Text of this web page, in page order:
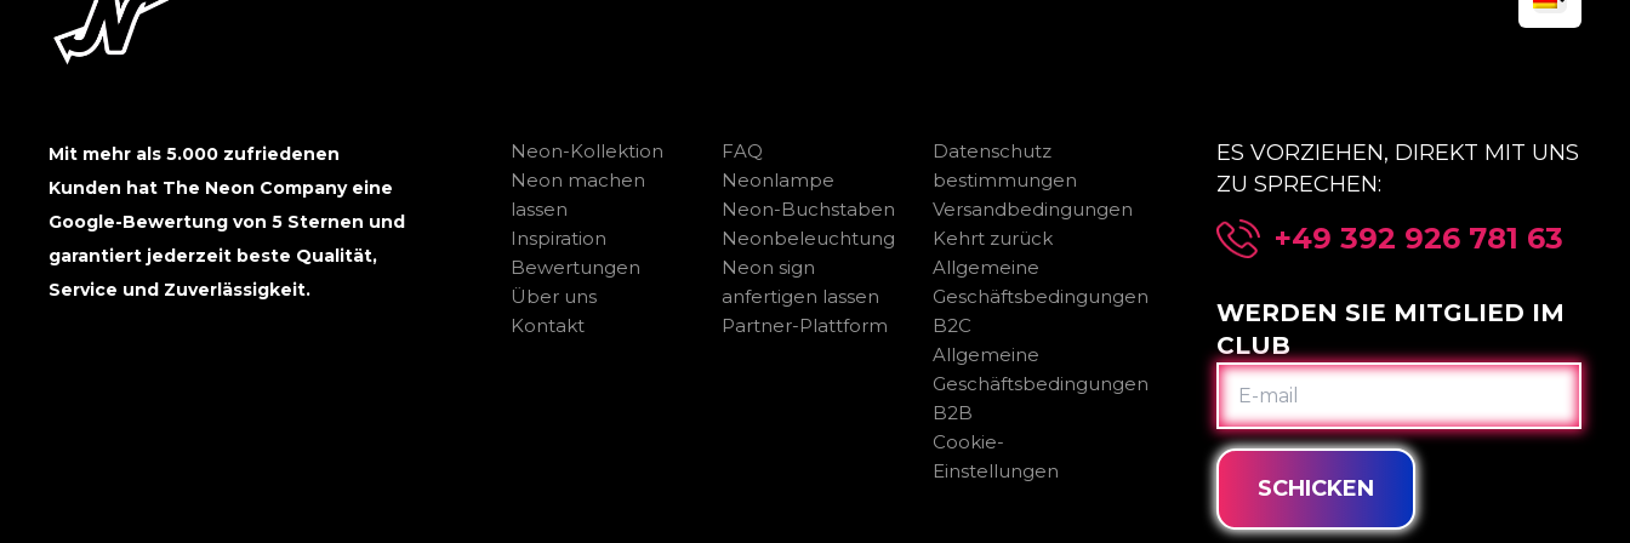
Mit mehr als 5.000 zufriedenen
Kunden hat The Neon Company eine
Google-Bewertung von 5 Sternen und
garantiert jederzeit beste Qualität,
Service und Zuverlässigkeit.
Neon-Kollektion
Neon machen
lassen
Inspiration
Bewertungen
Über uns
Kontakt
FAQ
Neonlampe
Neon-Buchstaben
Neonbeleuchtung
Neon sign
anfertigen lassen
Partner-Plattform
Datenschutz
bestimmungen
Versandbedingungen
Kehrt zurück
Allgemeine
Geschäftsbedingungen
B2C
Allgemeine
Geschäftsbedingungen
B2B
Cookie-
Einstellungen
ES VORZIEHEN, DIREKT MIT UNS
ZU SPRECHEN:
+49 392 926 781 63
WERDEN SIE MITGLIED IM
CLUB
E-
MAIL
SCHICKEN